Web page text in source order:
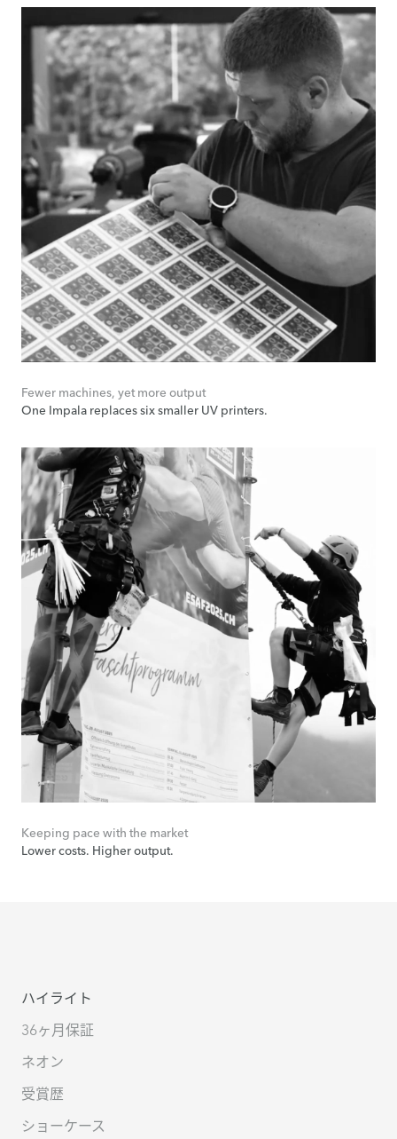
Fewer machines, yet more output
One Impala replaces six smaller UV printers.
Keeping pace with the market
Lower costs. Higher output.
ハイライト
36ヶ月保証
ネオン
受賞歴
ショーケース